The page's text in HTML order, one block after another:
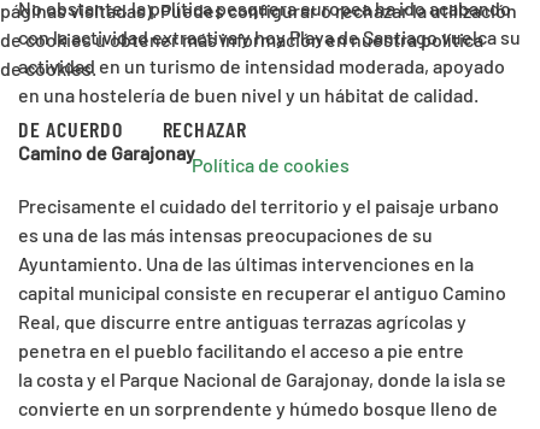
No obstante, la política pesquera europea ha ido acabando
con la actividad extractiva y hoy Playa de Santiago vuelca su
actividad en un turismo de intensidad moderada, apoyado
en una hostelería de buen nivel y un hábitat de calidad.
Camino de Garajonay
Precisamente el cuidado del territorio y el paisaje urbano
es una de las más intensas preocupaciones de su
Ayuntamiento. Una de las últimas intervenciones en la
capital municipal consiste en recuperar el antiguo Camino
Real, que discurre entre antiguas terrazas agrícolas y
penetra en el pueblo facilitando el acceso a pie entre
la costa y el Parque Nacional de Garajonay, donde la isla se
convierte en un sorprendente y húmedo bosque lleno de
páginas visitadas). Puedes configurar o rechazar la utilización
de cookies u obtener más información en nuestra política
de cookies.
DE ACUERDO RECHAZAR
Política de cookies